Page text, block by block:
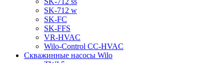
SK-712 w
SK-FC
SK-FFS
VR-HVAC
Wilo-Control CC-HVAC
Скважинные насосы Wilo